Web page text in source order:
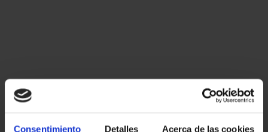
Consentimiento Detalles Acerca de las cookies